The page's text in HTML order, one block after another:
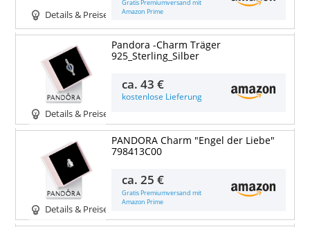
Details & Preise
Gratis Premiumversand mit
Amazon Prime
Details & Preise
Pandora -Charm Träger
925_Sterling_Silber
ca.43 €
kostenlose Lieferung
Details & Preise
PANDORA Charm "Engel der Liebe"
798413C00
ca.25 €
Gratis Premiumversand mit
Amazon Prime